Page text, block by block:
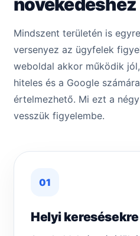
növekedéshez
Mindszent területén is
versenyez az ügyfelek
weboldal akkor működik
hiteles és a Google
értelmezhető. Mi ezt a
vesszük figyelembe.
01
Helyi